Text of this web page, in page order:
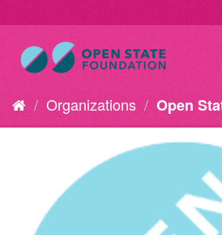
Organizations Open